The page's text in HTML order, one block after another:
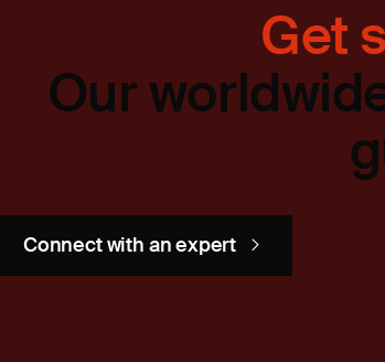
Get
Our
Connect with an expert